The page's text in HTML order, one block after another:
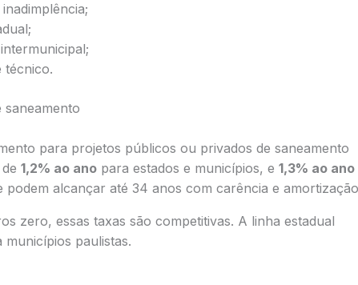
técnico.
saneamento
para projetos públicos ou privados de saneamento
1,2% ao anopara estados e municípios, e 1,3% ao ano
podem alcançar até 34 anos com carência e
zero, essas taxas são competitivas. A linha estadual
paulistas.